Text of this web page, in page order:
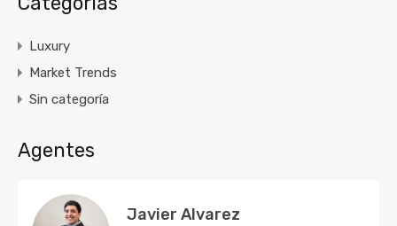
Luxury
Market Trends
Sin categoría
Agentes
Javier Alvarez